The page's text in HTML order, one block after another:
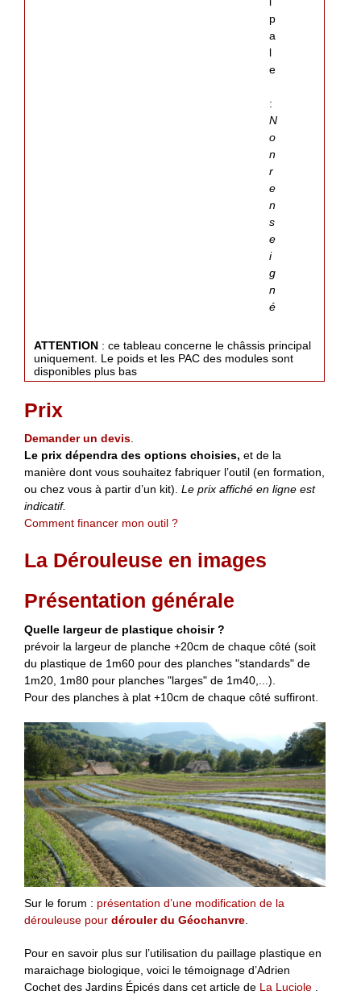
p
a
l
e
:
N
o
n
r
e
n
s
e
i
g
n
é
ATTENTION : ce tableau concerne le châssis principal
uniquement. Le poids et les PAC des modules sont
disponibles plus bas
Prix
Demander un devis.
Le prix dépendra des options choisies, et de la
manière dont vous souhaitez fabriquer l’outil (en formation,
ou chez vous à partir d’un kit). Le prix affiché en ligne est
indicatif.
Comment financer mon outil ?
La Dérouleuse en images
Présentation générale
Quelle largeur de plastique choisir ?
prévoir la largeur de planche +20cm de chaque côté (soit
du plastique de 1m60 pour des planches "standards" de
1m20, 1m80 pour planches "larges" de 1m40,...).
Pour des planches à plat +10cm de chaque côté suffiront.
Sur le forum : présentation d’une modification de la
dérouleuse pour dérouler du Géochanvre.
Pour en savoir plus sur l’utilisation du paillage plastique en
maraichage biologique, voici le témoignage d’Adrien
Cochet des Jardins Épicés dans cet article de La Luciole .